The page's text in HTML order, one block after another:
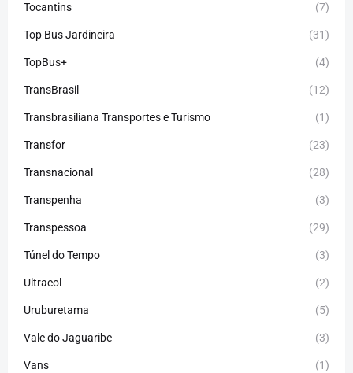
Tocantins (7)
Top Bus Jardineira (31)
TopBus+ (4)
TransBrasil (12)
Transbrasiliana Transportes e Turismo (1)
Transfor (23)
Transnacional (28)
Transpenha (3)
Transpessoa (29)
Túnel do Tempo (3)
Ultracol (2)
Uruburetama (5)
Vale do Jaguaribe (3)
Vans (1)